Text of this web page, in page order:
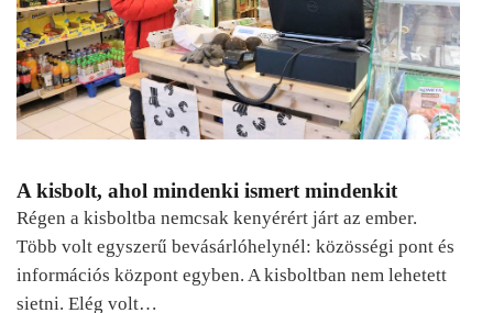
A kisbolt, ahol mindenki ismert mindenkit
Régen a kisboltba nemcsak kenyérért járt az ember.
Több volt egyszerű bevásárlóhelynél: közösségi pont és
információs központ egyben. A kisboltban nem lehetett
sietni. Elég volt…